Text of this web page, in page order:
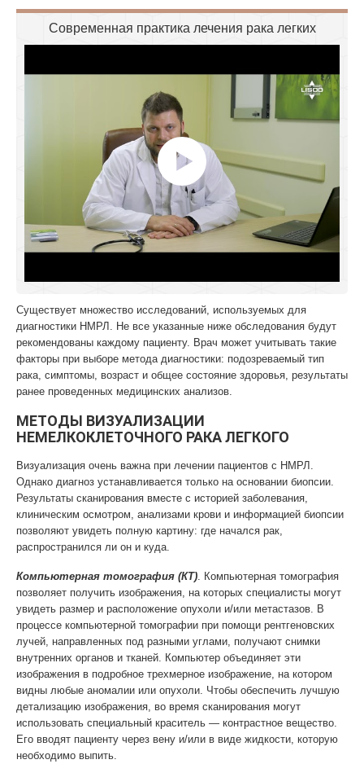
Современная практика лечения рака легких
Существует множество исследований, используемых для
диагностики НМРЛ. Не все указанные ниже обследования будут
рекомендованы каждому пациенту. Врач может учитывать такие
факторы при выборе метода диагностики: подозреваемый тип
рака, симптомы, возраст и общее состояние здоровья, результаты
ранее проведенных медицинских анализов.
МЕТОДЫ ВИЗУАЛИЗАЦИИ
НЕМЕЛКОКЛЕТОЧНОГО РАКА ЛЕГКОГО
Визуализация очень важна при лечении пациентов с НМРЛ.
Однако диагноз устанавливается только на основании биопсии.
Результаты сканирования вместе с историей заболевания,
клиническим осмотром, анализами крови и информацией биопсии
позволяют увидеть полную картину: где начался рак,
распространился ли он и куда.
Компьютерная томография (КТ) . Компьютерная томография
позволяет получить изображения, на которых специалисты могут
увидеть размер и расположение опухоли и/или метастазов. В
процессе компьютерной томографии при помощи рентгеновских
лучей, направленных под разными углами, получают снимки
внутренних органов и тканей. Компьютер объединяет эти
изображения в подробное трехмерное изображение, на котором
видны любые аномалии или опухоли. Чтобы обеспечить лучшую
детализацию изображения, во время сканирования могут
использовать специальный краситель — контрастное вещество.
Его вводят пациенту через вену и/или в виде жидкости, которую
необходимо выпить.